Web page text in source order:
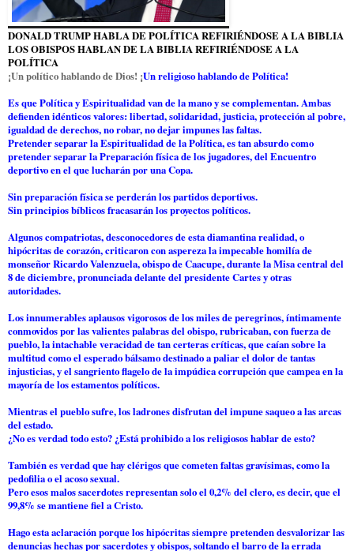
DONALD TRUMP HABLA DE POLÍTICA REFIRIÉNDOSE A LA BIBLIA
LOS OBISPOS HABLAN DE LA BIBLIA REFIRIÉNDOSE A LA
POLÍTICA
¡Un político hablando de Dios! ¡Un religioso hablando de Política!
Es que Política y Espiritualidad van de la mano y se complementan. Ambas
defienden idénticos valores: libertad, solidaridad, justicia, protección al pobre,
igualdad de derechos, no robar, no dejar impunes las faltas.
Pretender separar la Espiritualidad de la Política, es tan absurdo como
pretender separar la Preparación física de los jugadores, del Encuentro
deportivo en el que lucharán por una Copa.
Sin preparación física se perderán los partidos deportivos.
Sin principios bíblicos fracasarán los proyectos políticos.
Algunos compatriotas, desconocedores de esta diamantina realidad, o
hipócritas de corazón, criticaron con aspereza la impecable homilía de
monseñor Ricardo Valenzuela, obispo de Caacupe, durante la Misa central del
8 de diciembre, pronunciada delante del presidente Cartes y otras
autoridades.
Los innumerables aplausos vigorosos de los miles de peregrinos, íntimamente
conmovidos por las valientes palabras del obispo, rubricaban, con fuerza de
pueblo, la intachable veracidad de tan certeras críticas, que caían sobre la
multitud como el esperado bálsamo destinado a paliar el dolor de tantas
injusticias, y el sangriento flagelo de la impúdica corrupción que campea en la
mayoría de los estamentos políticos.
Mientras el pueblo sufre, los ladrones disfrutan del impune saqueo a las arcas
del estado.
¿No es verdad todo esto? ¿Está prohibido a los religiosos hablar de esto?
También es verdad que hay clérigos que cometen faltas gravísimas, como la
pedofilia o el acoso sexual.
Pero esos malos sacerdotes representan solo el 0,2% del clero, es decir, que el
99,8% se mantiene fiel a Cristo.
Hago esta aclaración porque los hipócritas siempre pretenden desvalorizar las
denuncias hechas por sacerdotes y obispos, soltando el barro de la errada